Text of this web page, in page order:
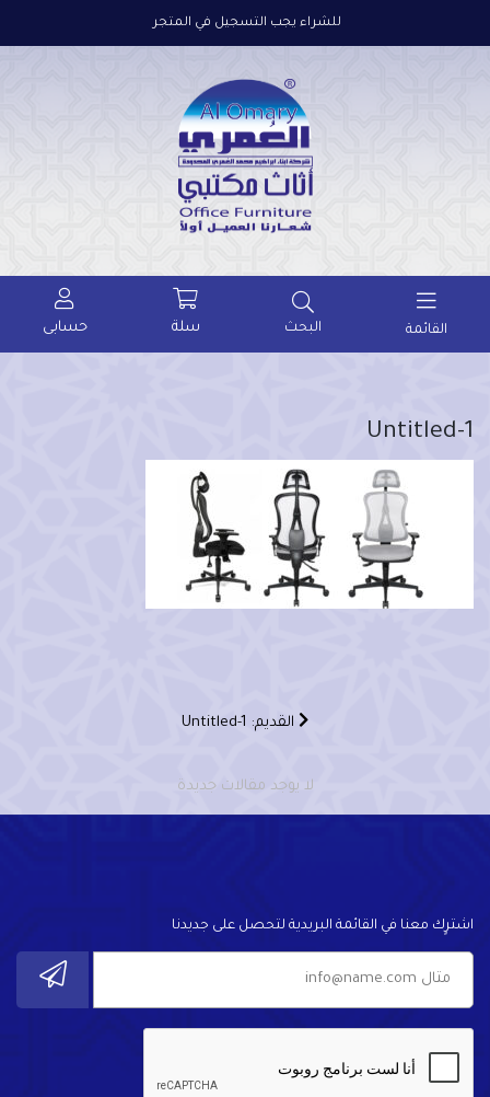
للشراء يجب التسجيل في المتجر
القائمة البحث سلة حسابى
Untitled-1
القديم: Untitled-1
لا يوجد مقالات جديدة
اشترٍك معنا في القائمة البريدية لتحصل على جديدنا